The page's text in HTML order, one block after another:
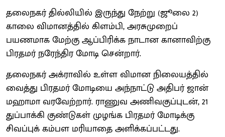
தலைநகர் தில்லியில் இருந்து நேற்று (ஜூலை 2)
காலை விமானத்தில் கிளம்பி, அரசுமுறைப்
பயணமாக மேற்கு ஆப்பிரிக்க நாடான கானாவிற்கு
பிரதமர் நரேந்திர மோடி சென்றார்.
தலைநகர் அக்ராவில் உள்ள விமான நிலையத்தில்
வைத்து பிரதமர் மோடியை அந்நாட்டு அதிபர் ஜான்
மஹாமா வரவேற்றார். ராணுவ அணிவகுப்புடன், 21
துப்பாக்கி குண்டுகள் முழங்க பிரதமர் மோடிக்கு
சிவப்புக் கம்பள மரியாதை அளிக்கப்பட்டது.